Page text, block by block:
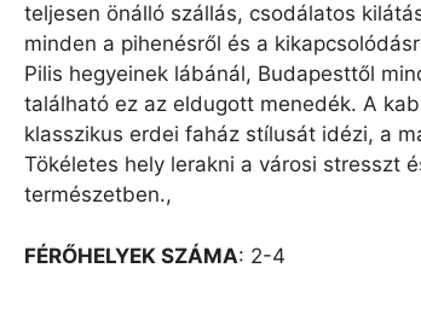
teljesen önálló szállás, csodálatos
minden a pihenésről és a
Pilis hegyeinek lábánál, Budapesttől
található ez az eldugott menedék. A
klasszikus erdei faház stílusát idézi, a
Tökéletes hely lerakni a városi stresszt
természetben.,
FÉRŐHELYEK SZÁMA: 2-4